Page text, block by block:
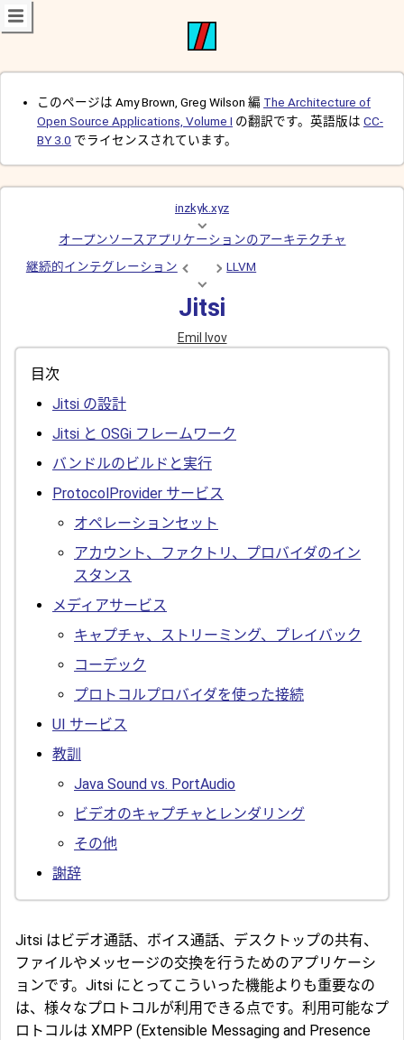
このページは Amy Brown, Greg Wilson 編 The Architecture of
Open Source Applications, Volume I の翻訳です。英語版は CC-
BY 3.0 でライセンスされています。
inzkyk.xyz
オープンソースアプリケーションのアーキテクチャ
継続的インテグレーション
LLVM
Jitsi
Emil Ivov
目次
Jitsi の設計
Jitsi と OSGi フレームワーク
バンドルのビルドと実行
ProtocolProvider サービス
オペレーションセット
アカウント、ファクトリ、プロバイダのイン
スタンス
メディアサービス
キャプチャ、ストリーミング、プレイバック
コーデック
プロトコルプロバイダを使った接続
UI サービス
教訓
Java Sound vs. PortAudio
ビデオのキャプチャとレンダリング
その他
謝辞
Jitsi はビデオ通話、ボイス通話、デスクトップの共有、
ファイルやメッセージの交換を行うためのアプリケーシ
ョンです。Jitsi にとってこういった機能よりも重要なの
は、様々なプロトコルが利用できる点です。利用可能なプ
ロトコルは XMPP (Extensible Messaging and Presence